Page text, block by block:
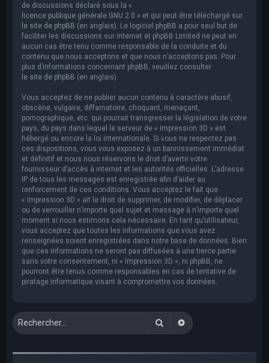
de discussions déclaré sous la «
licence publique générale GNU 2.0 » et qui peut être téléchargé sur
le site de phpBB (en anglais). Le logiciel phpBB a pour seul but de
faciliter les discussions sur internet et phpBB Limited ne peut en
aucun cas être tenu comme responsable de la conduite et du
contenu que nous acceptons et que nous n’acceptons pas. Pour
plus d’informations concernant phpBB, veuillez consulter
le site de phpBB (en anglais).
Vous acceptez de ne publier aucun contenu à caractère abusif,
obscène, vulgaire, diffamatoire, choquant, menaçant,
pornographique, etc. qui pourrait transgresser la législation de votre
pays, du pays dans lequel le serveur de « Impression 3D » est
hébergé ou encore la loi internationale. Si vous ne respectez pas
ces dispositions, vous vous exposez à un bannissement immédiat
et définitif et nous nous réservons le droit d’avertir votre
fournisseur d’accès à internet et les autorités officielles. L’adresse
IP de tous les messages est enregistrée afin d’aider au
renforcement de ces conditions. Vous acceptez le fait que
« Impression 3D » ait le droit de supprimer, de modifier, de déplacer
ou de verrouiller n’importe quel sujet et message à n’importe quel
moment si nous estimons cela nécessaire. En tant qu’utilisateur,
vous acceptez que toutes les informations que vous avez
renseignées soient enregistrées dans notre base de données. Bien
que ces informations ne seront pas diffusées à une tierce partie
sans votre consentement, ni « Impression 3D », ni phpBB, ne
pourront être tenus comme responsables en cas de tentative de
piratage informatique visant à compromettre vos données.
RechercherRecherche avancée